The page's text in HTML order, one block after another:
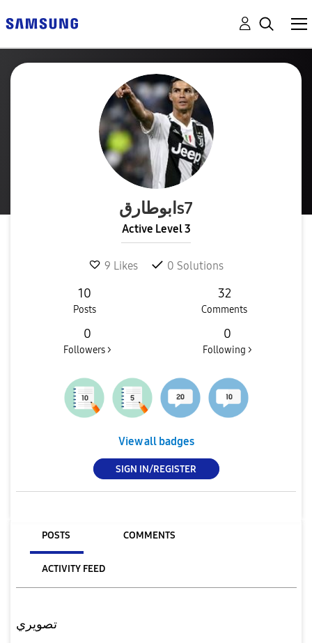
ابوطارقs7
Active Level 3
9 Likes 0 Solutions
10
Posts
32
Comments
0
Followers >
0
Following >
View all badges
SIGN IN/REGISTER
POSTS COMMENTS
ACTIVITY FEED
تصويري